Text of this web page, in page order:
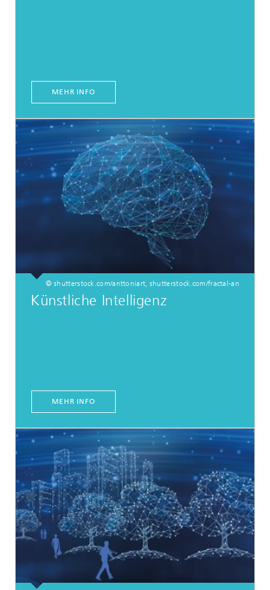
MEHR INFO
© shutterstock.com/anttoniart, shutterstock.com/fractal-an
Künstliche Intelligenz
MEHR INFO